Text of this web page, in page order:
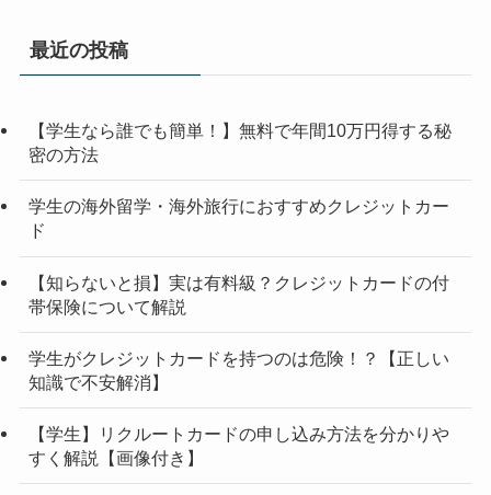
最近の投稿
【学生なら誰でも簡単！】無料で年間10万円得する秘
密の方法
学生の海外留学・海外旅行におすすめクレジットカー
ド
【知らないと損】実は有料級？クレジットカードの付
帯保険について解説
学生がクレジットカードを持つのは危険！？【正しい
知識で不安解消】
【学生】リクルートカードの申し込み方法を分かりや
すく解説【画像付き】